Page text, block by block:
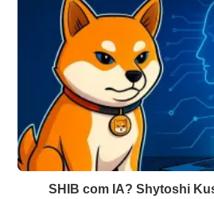
SHIB com IA? Shytoshi